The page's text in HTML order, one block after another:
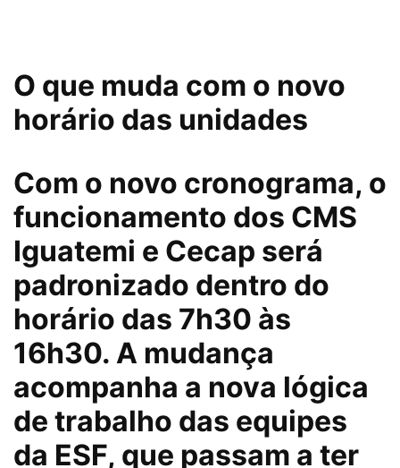
O que muda com o novo
horário das unidades
Com o novo cronograma, o
funcionamento dos CMS
Iguatemi e Cecap será
padronizado dentro do
horário das 7h30 às
16h30. A mudança
acompanha a nova lógica
de trabalho das equipes
da ESF, que passam a ter